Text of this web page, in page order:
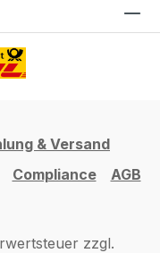
& Versand
Compliance AGB
zzgl.